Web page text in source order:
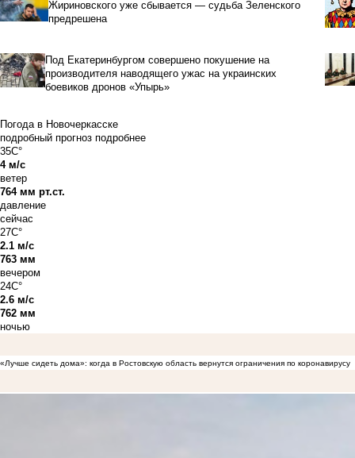
Жириновского уже сбывается — судьба Зеленского
предрешена
Под Екатеринбургом совершено покушение на
производителя наводящего ужас на украинских
боевиков дронов «Упырь»
Погода в Новочеркасске
подробный прогноз подробнее
35C°
4 м/с
ветер
764 мм рт.ст.
давление
сейчас
27C°
2.1 м/с
763 мм
вечером
24C°
2.6 м/с
762 мм
ночью
«Лучше сидеть дома»: когда в Ростовскую область вернутся ограничения по коронавирусу